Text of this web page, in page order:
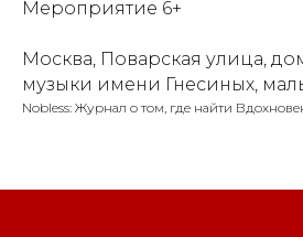
Мероприятие 6+
Москва, Поварская улица,
музыки имени Гнесиных,
Nobless: Журнал о том, где найти